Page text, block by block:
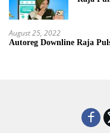
August 25, 2022
Autoreg Downline Raja